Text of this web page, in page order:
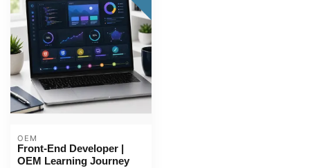
OEM
Front-End Developer |
OEM Learning Journey